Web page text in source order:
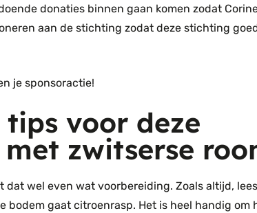
donaties binnen gaan komen zodat
aan de stichting zodat deze stichting
je sponsoractie!
voor deze
zwitserse
dat wel even wat voorbereiding. Zoals altijd,
bodem gaat citroenrasp. Het is heel handig om